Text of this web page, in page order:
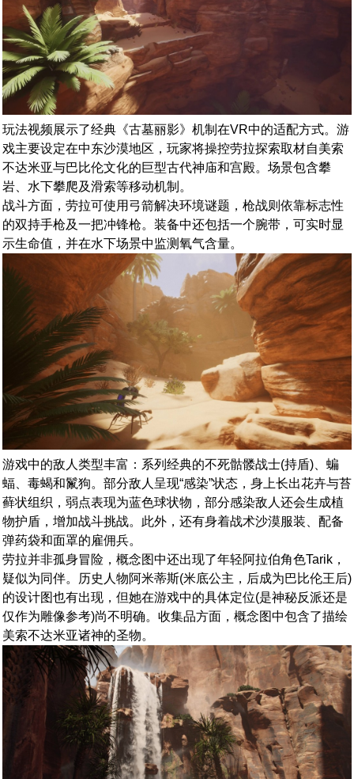
玩法视频展示了经典《古墓丽影》机制在VR中的适配方式。游
戏主要设定在中东沙漠地区，玩家将操控劳拉探索取材自美索
不达米亚与巴比伦文化的巨型古代神庙和宫殿。场景包含攀
岩、水下攀爬及滑索等移动机制。
战斗方面，劳拉可使用弓箭解决环境谜题，枪战则依靠标志性
的双持手枪及一把冲锋枪。装备中还包括一个腕带，可实时显
示生命值，并在水下场景中监测氧气含量。
游戏中的敌人类型丰富：系列经典的不死骷髅战士(持盾)、蝙
蝠、毒蝎和鬣狗。部分敌人呈现“感染”状态，身上长出花卉与苔
藓状组织，弱点表现为蓝色球状物，部分感染敌人还会生成植
物护盾，增加战斗挑战。此外，还有身着战术沙漠服装、配备
弹药袋和面罩的雇佣兵。
劳拉并非孤身冒险，概念图中还出现了年轻阿拉伯角色Tarik，
疑似为同伴。历史人物阿米蒂斯(米底公主，后成为巴比伦王后)
的设计图也有出现，但她在游戏中的具体定位(是神秘反派还是
仅作为雕像参考)尚不明确。收集品方面，概念图中包含了描绘
美索不达米亚诸神的圣物。